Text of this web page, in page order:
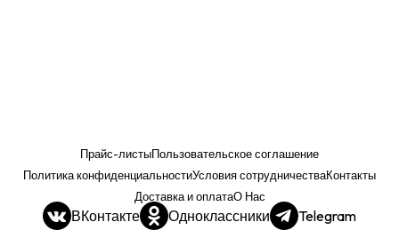
Прайс-листыПользовательское соглашение
Политика конфиденциальностиУсловия сотрудничестваКонтакты
Доставка и оплатаО Нас
ВКонтакте Одноклассники Telegram